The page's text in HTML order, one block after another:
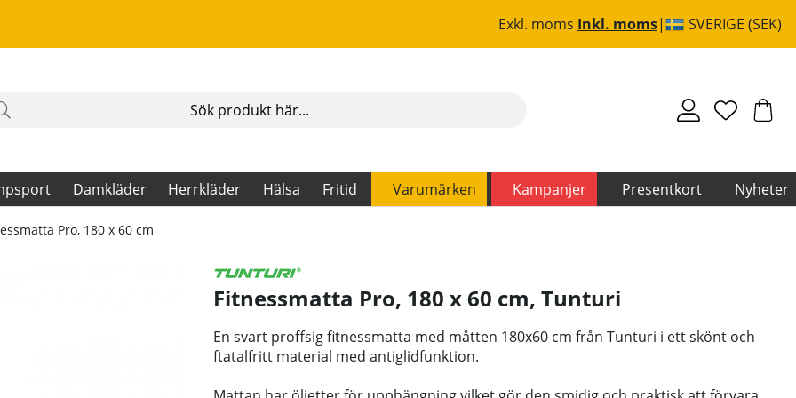
Exkl. moms Inkl. moms SVERIGE (SEK)
Damkläder Herrkläder Hälsa Fritid Varumärken Kampanjer Presentkort Nyheter
Pro, 180 x 60 cm
Fitnessmatta Pro, 180 x 60 cm, Tunturi
En svart proffsig fitnessmatta med måtten 180x60 cm från Tunturi i ett skönt och
ftatalfritt material med antiglidfunktion.